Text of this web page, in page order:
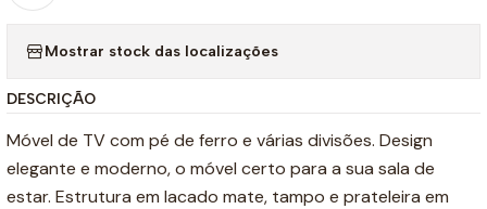
Mostrar stock das localizações
DESCRIÇÃO
Móvel de TV com pé de ferro e várias divisões. Design
elegante e moderno, o móvel certo para a sua sala de
estar. Estrutura em lacado mate, tampo e prateleira em